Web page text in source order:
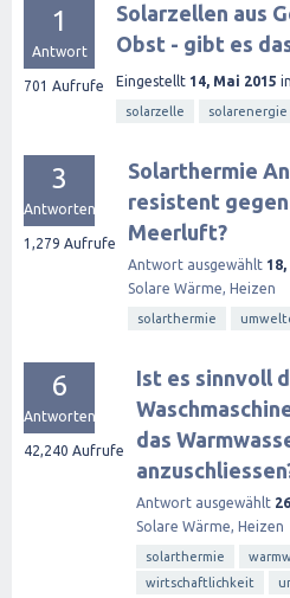
1
Antwort
701 Aufrufe
Solarzellen aus
Obst - gibt es
Eingestellt 14, Mai 2015 in
solarzelle solarenergie
3
Antworten
1,279 Aufrufe
Solarthermie
resistent
Meerluft?
Antwort ausgewählt
Solare Wärme, Heizen
solarthermie
6
Antworten
42,240 Aufrufe
Ist es sinnvoll
das
Antwort ausgewählt
Solare Wärme, Heizen
solarthermie
wirtschaftlichkeit